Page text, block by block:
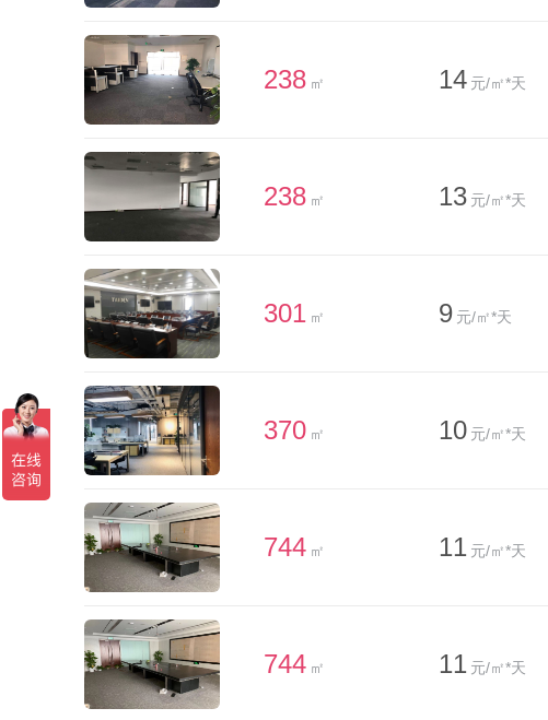
238 ㎡ 14 元/㎡*天
238 ㎡ 13 元/㎡*天
301 ㎡ 9 元/㎡*天
370 ㎡ 10 元/㎡*天
744 ㎡ 11 元/㎡*天
744 ㎡ 11 元/㎡*天